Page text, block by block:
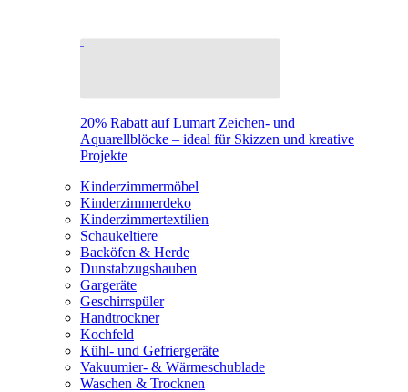
20% Rabatt auf Lumart Zeichen- und
Aquarellblöcke – ideal für Skizzen und kreative
Projekte
Kinderzimmermöbel
Kinderzimmerdeko
Kinderzimmertextilien
Schaukeltiere
Backöfen & Herde
Dunstabzugshauben
Gargeräte
Geschirrspüler
Handtrockner
Kochfeld
Kühl- und Gefriergeräte
Vakuumier- & Wärmeschublade
Waschen & Trocknen